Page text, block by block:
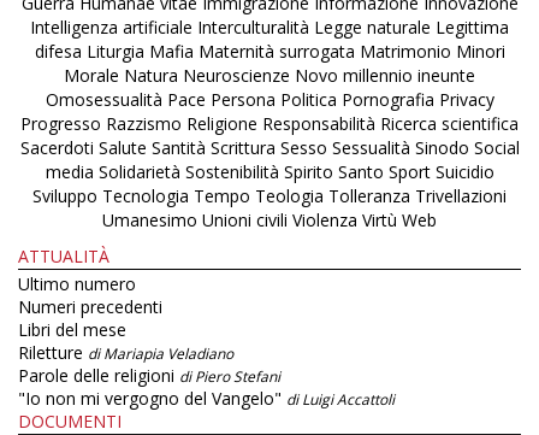
Intelligenza artificiale Interculturalità Legge naturale Legittima
difesa Liturgia Mafia Maternità surrogata Matrimonio Minori
Morale Natura Neuroscienze Novo millennio ineunte
Omosessualità Pace Persona Politica Pornografia Privacy
Progresso Razzismo Religione Responsabilità Ricerca scientifica
Sacerdoti Salute Santità Scrittura Sesso Sessualità Sinodo Social
media Solidarietà Sostenibilità Spirito Santo Sport Suicidio
Sviluppo Tecnologia Tempo Teologia Tolleranza Trivellazioni
Umanesimo Unioni civili Violenza Virtù Web
ATTUALITÀ
Ultimo numero
Numeri precedenti
Libri del mese
Riletture di Mariapia Veladiano
Parole delle religioni di Piero Stefani
"Io non mi vergogno del Vangelo" di Luigi Accattoli
DOCUMENTI